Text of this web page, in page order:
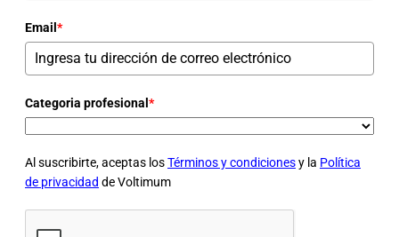
Email *
Categoria profesional *
Al suscribirte, aceptas losTérminos y condicionesy la Política
de privacidad de Voltimum